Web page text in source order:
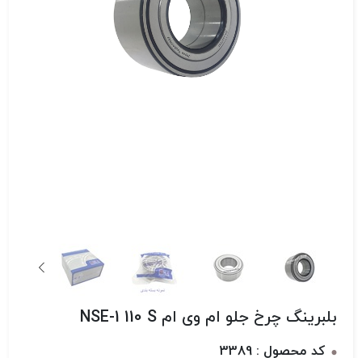
بلبرینگ چرخ جلو ام وی ام NSE-1 110 S
کد محصول : 3389